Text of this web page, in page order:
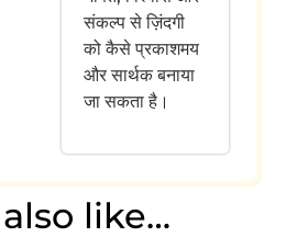
संकल्प से ज़िंदगी
को कैसे प्रकाशमय
और सार्थक बनाया
जा सकता है।
like…